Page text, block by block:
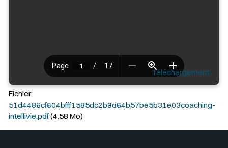
Téléchargement
Fichier
51d4486cf604bfff1585dc2b9d64b57be5b31e03coaching-
intellivie.pdf(4.58 Mo)